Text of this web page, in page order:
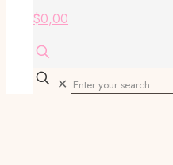
$0,00
✕